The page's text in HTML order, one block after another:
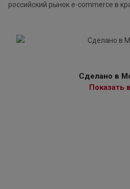
российский рынок e-commerce в
Сделано в
Показать